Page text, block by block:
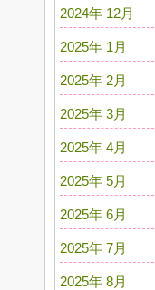
2024年 12月
2025年 1月
2025年 2月
2025年 3月
2025年 4月
2025年 5月
2025年 6月
2025年 7月
2025年 8月